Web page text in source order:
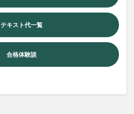
テキスト代一覧
合格体験談